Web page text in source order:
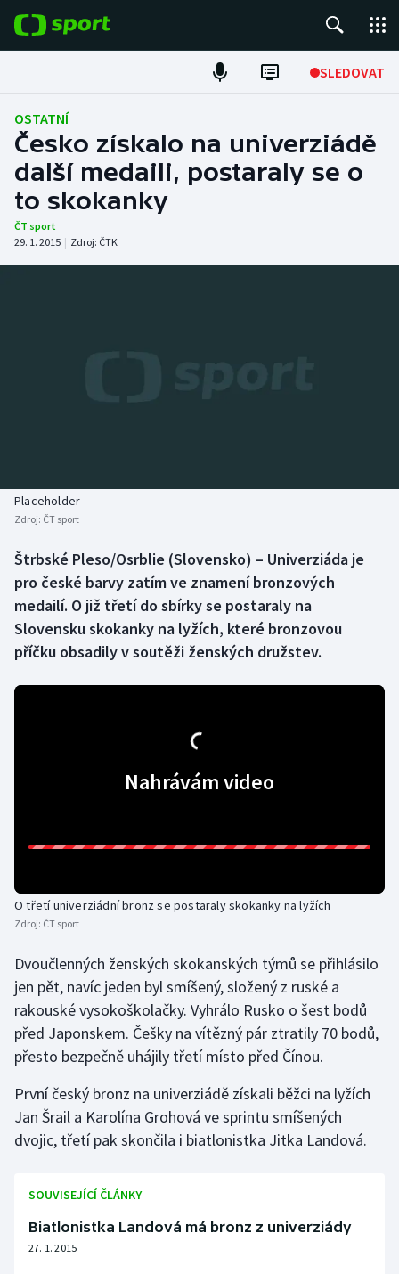
SLEDOVAT
Fotbal
Hokej
Tenis
Atletika
Biatlon
Box
Curling
Jezdectví
Judo
Krasobruslení
Lezení
Lyže a snowboard
Moderní pětiboj
Olympijské hry
Aplikace ČT sport
OSTATNÍ
Česko získalo na univerziádě
další medaili, postaraly se o
to skokanky
ČT sport
29. 1. 2015 | Zdroj: ČTK
Placeholder
Zdroj: ČT sport
Štrbské Pleso/Osrblie (Slovensko) – Univerziáda je
pro české barvy zatím ve znamení bronzových
medailí. O již třetí do sbírky se postaraly na
Slovensku skokanky na lyžích, které bronzovou
příčku obsadily v soutěži ženských družstev.
Nahrávám video
O třetí univerziádní bronz se postaraly skokanky na lyžích
Zdroj: ČT sport
Dvoučlenných ženských skokanských týmů se přihlásilo
jen pět, navíc jeden byl smíšený, složený z ruské a
rakouské vysokoškolačky. Vyhrálo Rusko o šest bodů
před Japonskem. Češky na vítězný pár ztratily 70 bodů,
přesto bezpečně uhájily třetí místo před Čínou.
První český bronz na univerziádě získali běžci na lyžích
Jan Šrail a Karolína Grohová ve sprintu smíšených
dvojic, třetí pak skončila i biatlonistka Jitka Landová.
SOUVISEJÍCÍ ČLÁNKY
Biatlonistka Landová má bronz z univerziády
27. 1. 2015